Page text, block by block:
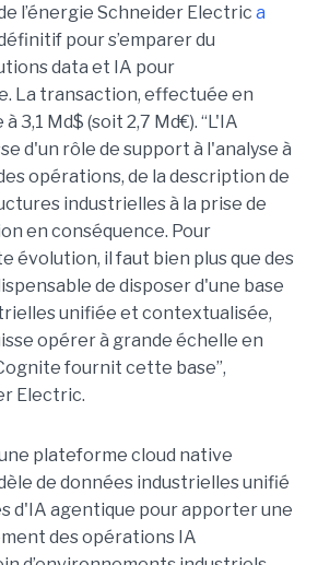
l’énergie Schneider Electric a
pour s’emparer du
data et IA pour
La transaction, effectuée en
3,1 Md$ (soit 2,7 Md€). “L'IA
d'un rôle de support à l'analyse à
opérations, de la description de
industrielles à la prise de
en conséquence. Pour
évolution, il faut bien plus que des
de disposer d'une base
unifiée et contextualisée,
opérer à grande échelle en
fournit cette base”,
Electric.
plateforme cloud native
de données industrielles unifié
d'IA agentique pour apporter une
des opérations IA